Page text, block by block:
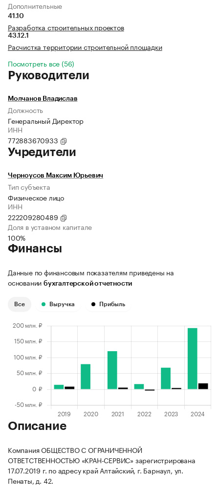
Дополнительные
41.10
Разработка строительных проектов
43.12.1
Расчистка территории строительной площадки
Посмотреть все (56)
Руководители
Молчанов Владислав
Должность
Генеральный Директор
ИНН
772883670933
Учредители
Черноусов Максим Юрьевич
Тип субъекта
Физическое лицо
ИНН
222209280489
Доля в уставном капитале
100%
Финансы
Данные по финансовым показателям приведены на
основании бухгалтерской отчетности
Все Выручка Прибыль
Описание
Компания ОБЩЕСТВО С ОГРАНИЧЕННОЙ
ОТВЕТСТВЕННОСТЬЮ «КРАН-СЕРВИС» зарегистрирована
17.07.2019 г. по адресу край Алтайский, г. Барнаул, ул.
Пенаты, д. 42.